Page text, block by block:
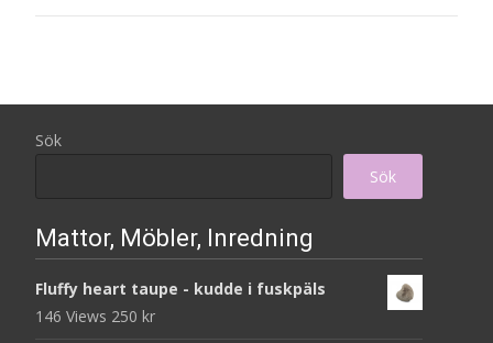
Sök
Sök
Mattor, Möbler, Inredning
Fluffy heart taupe - kudde i fuskpäls
146 Views 250 kr